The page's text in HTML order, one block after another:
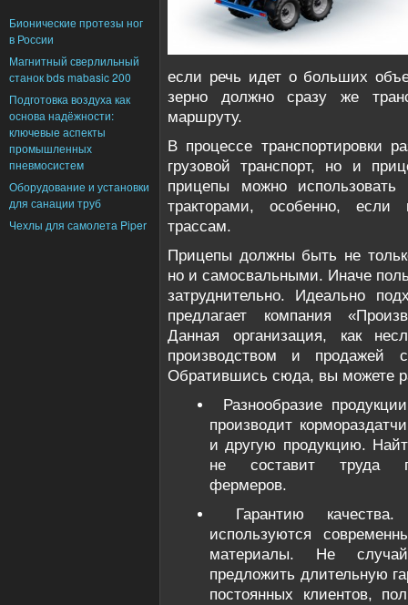
Бионические протезы ног
в России
Магнитный сверлильный
станок bds mabasic 200
Подготовка воздуха как
основа надёжности:
ключевые аспекты
промышленных
пневмосистем
Оборудование и установки
для санации труб
Чехлы для самолета Piper
если речь идет о больших
зерно должно сразу же
маршруту.
В процессе транспортировки
грузовой транспорт, но и
прицепы можно
тракторами, особенно,
трассам.
Прицепы должны быть не
но и самосвальными. Иначе
затруднительно. Идеально
предлагает компания
Данная организация, как
производством и продажей
Обратившись сюда, вы можете
Разнообразие
производит
и другую продукцию.
не составит труда
фермеров.
Гарантию
используются
материалы. Не
предложить длительную
постоянных клиентов,